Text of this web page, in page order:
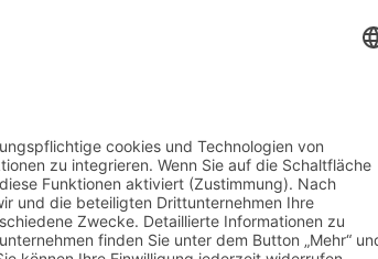
Gewürze
Hochwasser
Ideen-Reich
Italien